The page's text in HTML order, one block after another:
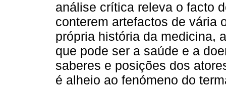
análise crítica releva o facto
conterem artefactos de vária
própria história da medicina,
que pode ser a saúde e a
saberes e posições dos
é alheio ao fenómeno do